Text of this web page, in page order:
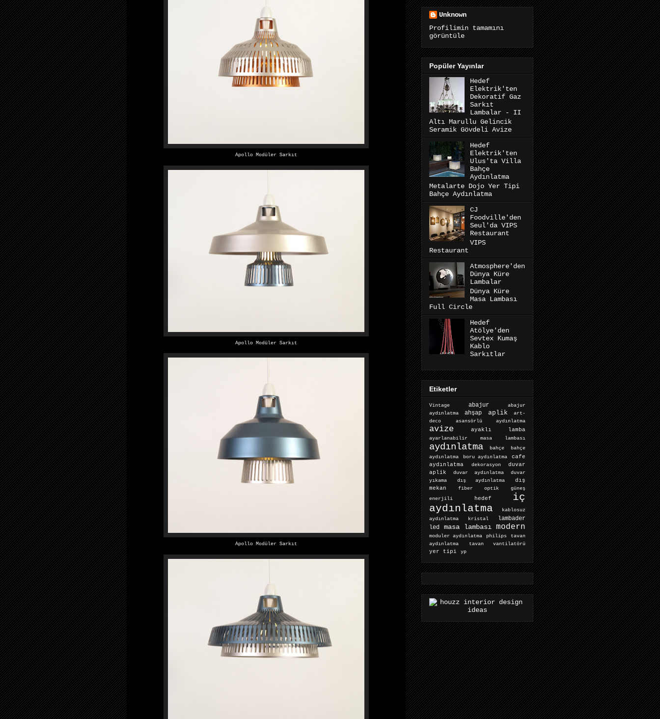
Apollo Modüler Sarkıt
Apollo Modüler Sarkıt
Apollo Modüler Sarkıt
Unknown
Profilimin tamamını
görüntüle
Popüler Yayınlar
Hedef
Elektrik'ten
Dekoratif Gaz
Sarkıt
Lambalar - II
Altı Marullu Gelincik
Seramik Gövdeli Avize
Hedef
Elektrik'ten
Ulus'ta Villa
Bahçe
Aydınlatma
Metalarte Dojo Yer Tipi
Bahçe Aydınlatma
CJ
Foodville'den
Seul'da VIPS
Restaurant
VIPS
Restaurant
Atmosphere'den
Dünya Küre
Lambalar
Dünya Küre
Masa Lambası
Full Circle
Hedef
Atölye'den
Sevtex Kumaş
Kablo
Sarkıtlar
Etiketler
Vintage abajur
abajur
aydınlatma
ahşap aplik
art-
deco
asansörlü aydınlatma
avize ayaklı lamba
ayarlanabilir masa lambası
aydınlatma bahçe
bahçe
aydınlatma
boru aydınlatma
cafe
aydınlatma
dekorasyon
duvar
aplik
duvar aydınlatma
duvar
yıkama
dış aydınlatma
dış
mekan
fiber optik
güneş
enerjili
hedef
iç
aydınlatma
kablosuz
aydınlatma
kristal lambader
led masa lambası modern
moduler aydınlatma philips
tavan
aydınlatma
tavan vantilatörü
yer tipi yp